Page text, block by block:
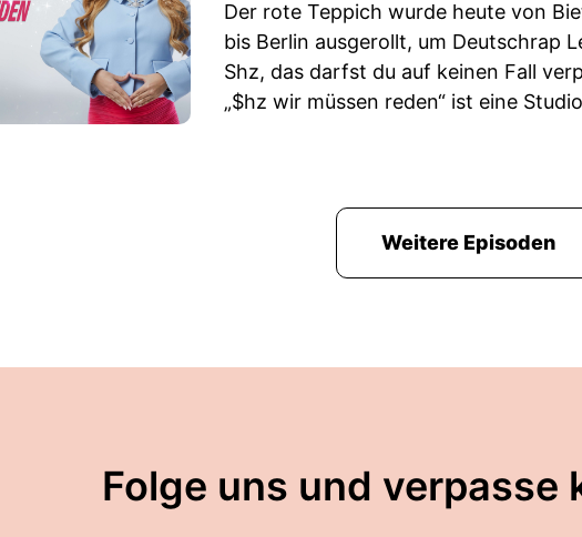
Der rote Teppich wurde heute von
bis Berlin ausgerollt, um Deutschrap
Shz, das darfst du auf keinen Fall
„$hz wir müssen reden“ ist eine
Weitere Episoden
Folge uns und verpasse